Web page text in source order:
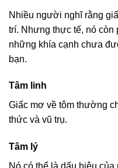
Nhiều người nghĩ rằng
trí. Nhưng thực tế, nó còn
những khía cạnh chưa
bạn.
Tâm linh
Giấc mơ về tôm thường
thức và vũ trụ.
Tâm lý